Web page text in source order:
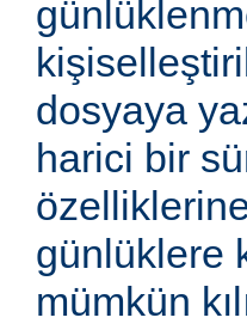
dosyaya
harici bir
günlüklere
mümkün